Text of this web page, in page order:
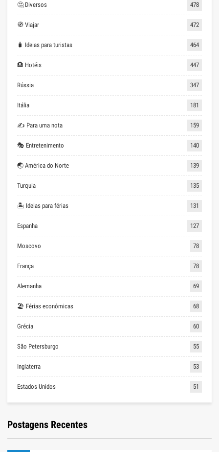
🤔 Diversos 478
🧭 Viajar 472
🧳 Ideias para turistas 464
🏨 Hotéis 447
Rússia 347
Itália 181
✍ Para uma nota 159
🎭 Entretenimento 140
🌏 América do Norte 139
Turquia 135
🏝 Ideias para férias 131
Espanha 127
Moscovo 78
França 78
Alemanha 69
🏖 Férias económicas 68
Grécia 60
São Petersburgo 55
Inglaterra 53
Estados Unidos 51
Postagens Recentes